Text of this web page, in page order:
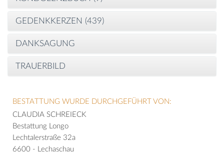
GEDENKKERZEN (439)
DANKSAGUNG
TRAUERBILD
BESTATTUNG WURDE DURCHGEFÜHRT VON:
CLAUDIA SCHREIECK
Bestattung Longo
Lechtalerstraße 32a
6600 - Lechaschau